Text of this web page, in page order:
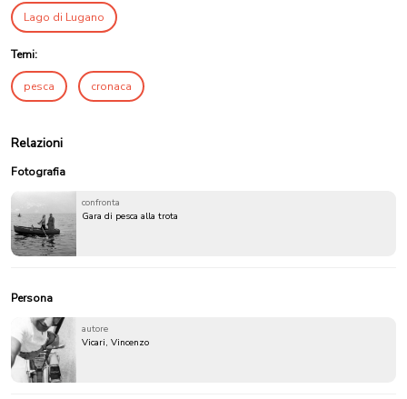
Lago di Lugano
Temi:
pesca cronaca
Relazioni
Fotografia
confronta
Gara di pesca alla trota
Persona
autore
Vicari, Vincenzo